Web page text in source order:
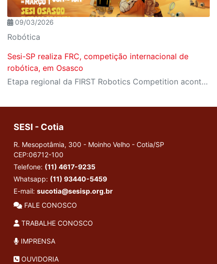
09/03/2026
Robótica
Sesi-SP realiza FRC, competição internacional de
robótica, em Osasco
Etapa regional da FIRST Robotics Competition acontece de 13 a 15 de março e reúne 51 equipes de quatro países, que projetam e constroem robôs industriais em desafios de alta complexidade
SESI - Cotia
R. Mesopotâmia, 300 - Moinho Velho - Cotia/SP
CEP:06712-100
Telefone: (11) 4617-9235
Whatsapp: (11) 93440-5459
E-mail: sucotia@sesisp.org.br
FALE CONOSCO
TRABALHE CONOSCO
IMPRENSA
OUVIDORIA